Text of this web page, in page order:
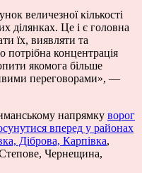
величезної кількості
ділянках. Це і є головна
їх, виявляти та
потрібна концентрація
якомога більше
переговорами», —
напрямку ворог
вперед у районах
Діброва, Карпівка,
Чернещина,